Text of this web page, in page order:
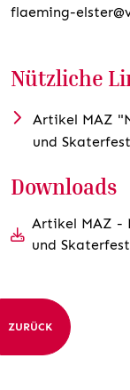
flaeming-
Nützliche
Artikel MAZ
und
Downloads
Artikel MAZ -
und
ZURÜCK